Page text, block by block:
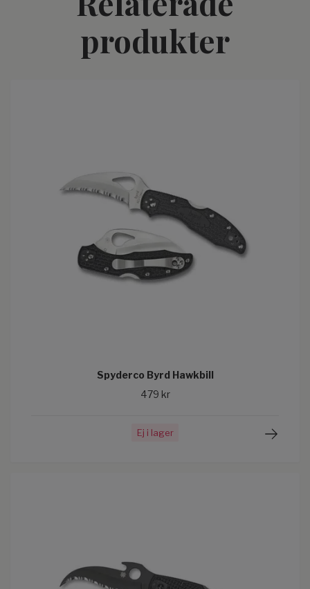
produkter
Spyderco Byrd Hawkbill
479 kr
Ej i lager